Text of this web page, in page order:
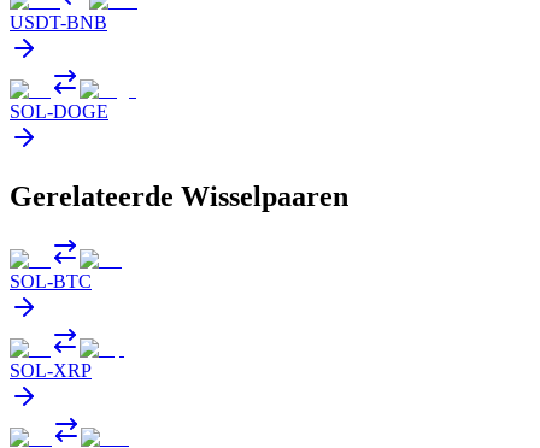
USDT-BNB
SOL-DOGE
Gerelateerde Wisselpaaren
SOL-BTC
SOL-XRP